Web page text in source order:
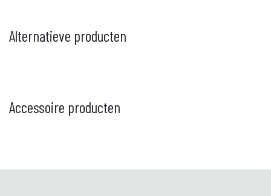
Alternatieve producten
Accessoire producten